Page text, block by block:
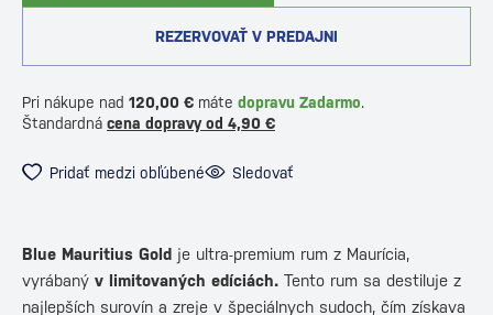
REZERVOVAŤ V PREDAJNI
Pri nákupe nad 120,00 € máte dopravu Zadarmo.
Štandardná cena dopravy od 4,90 €
Pridať medzi obľúbené Sledovať
Blue Mauritius Gold je ultra-premium rum z Maurícia,
vyrábaný v limitovaných edíciách. Tento rum sa destiluje z
najlepších surovín a zreje v špeciálnych sudoch, čím získava